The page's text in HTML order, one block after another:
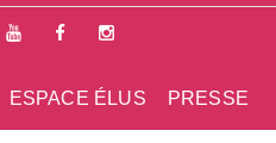
PRESSE
ESPACE ÉLUS